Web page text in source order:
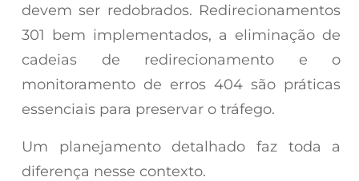
devem ser redobrados. Redirecionamentos
301 bem implementados, a eliminação de
cadeias de redirecionamento e o
monitoramento de erros 404 são práticas
essenciais para preservar o tráfego.
Um planejamento detalhado faz toda a
diferença nesse contexto.